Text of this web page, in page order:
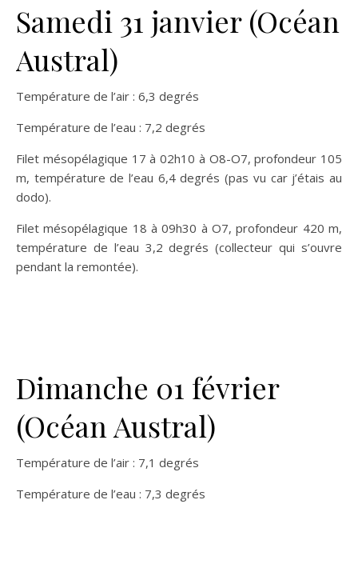
Samedi 31 janvier (Océan
Austral)
Température de l’air : 6,3 degrés
Température de l’eau : 7,2 degrés
Filet mésopélagique 17 à 02h10 à O8-O7, profondeur 105
m, température de l’eau 6,4 degrés (pas vu car j’étais au
dodo).
Filet mésopélagique 18 à 09h30 à O7, profondeur 420 m,
température de l’eau 3,2 degrés (collecteur qui s’ouvre
pendant la remontée).
Dimanche 01 février
(Océan Austral)
Température de l’air : 7,1 degrés
Température de l’eau : 7,3 degrés